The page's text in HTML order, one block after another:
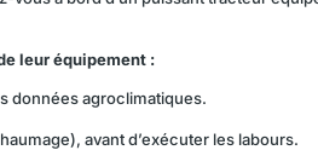
leur équipement :
données agroclimatiques.
avant d’exécuter les labours.